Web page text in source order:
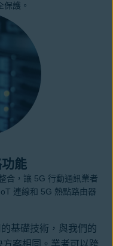
保護。
能
合，讓 5G 行動通訊業者
連線和 5G 熱點路由器
基礎技術，與我們的